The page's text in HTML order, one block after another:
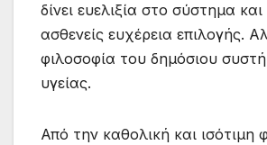
δίνει ευελιξία στο σύστημα
ασθενείς ευχέρεια επιλογής.
φιλοσοφία του δημόσιου
υγείας.
Από την καθολική και ισότιμη